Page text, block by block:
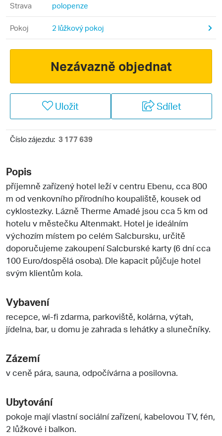
Strava
polopenze
Pokoj 2 lůžkový pokoj
Nezávazně objednat
Uložit Sdílet
Číslo zájezdu: 3 177 639
Popis
příjemně zařízený hotel leží v centru Ebenu, cca 800
m od venkovního přírodního koupaliště, kousek od
cyklostezky. Lázně Therme Amadé jsou cca 5 km od
hotelu v městečku Altenmakt. Hotel je ideálním
výchozím místem po celém Salcbursku, určitě
doporučujeme zakoupení Salcburské karty (6 dní cca
100 Euro/dospělá osoba). Dle kapacit půjčuje hotel
svým klientům kola.
Vybavení
recepce, wi-fi zdarma, parkoviště, kolárna, výtah,
jídelna, bar, u domu je zahrada s lehátky a slunečníky.
Zázemí
v ceně pára, sauna, odpočívárna a posilovna.
Ubytování
pokoje mají vlastní sociální zařízení, kabelovou TV, fén,
2 lůžkové i balkon.